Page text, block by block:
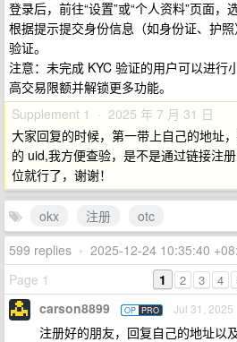
登录后，前往“设置”或“个人资料”页面，
根据提示提交身份信息（如身份证、护
验证。
注意：未完成 KYC 验证的用户可以进行
高交易限额并解锁更多功能。
Supplement 1 · 2025 年 7 月 31 日
大家回复的时候，第一带上自己的地址
的 uid,我方便查验，是不是通过链接注
位就行了，谢谢！
okx 注册
otc
599 replies • 2025-12-24 10:35:40
Page 1
1 2 3 4
carson8899 OP PRO Jul 31, 2025
注册好的朋友，回复自己的地址以